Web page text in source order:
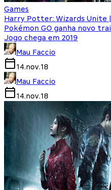
Games
Harry Potter: Wizards Unite
Pokémon GO ganha novo
Jogo chega em 2019
Mau Faccio
14.nov.18
Mau Faccio
14.nov.18